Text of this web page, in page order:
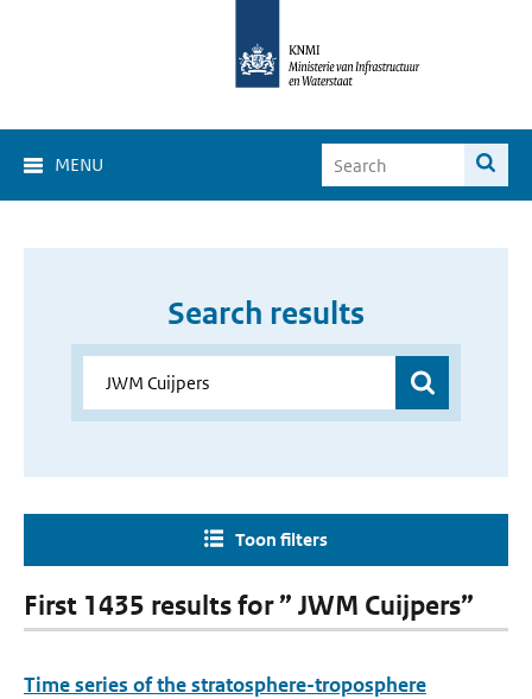
MENU
Search results
Toon filters
First 1435 results for ” JWM Cuijpers”
Time series of the stratosphere-troposphere